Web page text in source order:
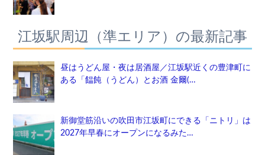
江坂駅周辺（準エリア）の最新記事
昼はうどん屋・夜は居酒屋／江坂駅近くの豊津町に
ある「饂飩（うどん）とお酒 金爾(…
新御堂筋沿いの吹田市江坂町にできる「ニトリ」は
2027年早春にオープンになるみた…